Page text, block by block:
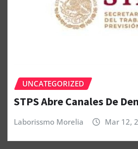
UNCATEGORIZED
STPS Abre Canales De
Laborissmo Morelia Mar 12,